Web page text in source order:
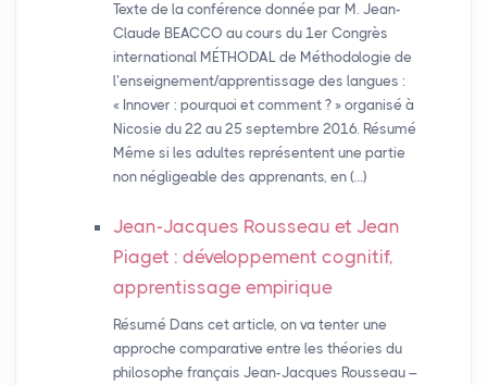
Texte de la conférence donnée par M. Jean-
Claude BEACCO au cours du 1er Congrès
international MÉTHODAL de Méthodologie de
l’enseignement/apprentissage des langues :
« Innover : pourquoi et comment ? » organisé à
Nicosie du 22 au 25 septembre 2016. Résumé
Même si les adultes représentent une partie
non négligeable des apprenants, en (…)
Jean-Jacques Rousseau et Jean
Piaget : développement cognitif,
apprentissage empirique
Résumé Dans cet article, on va tenter une
approche comparative entre les théories du
philosophe français Jean-Jacques Rousseau –